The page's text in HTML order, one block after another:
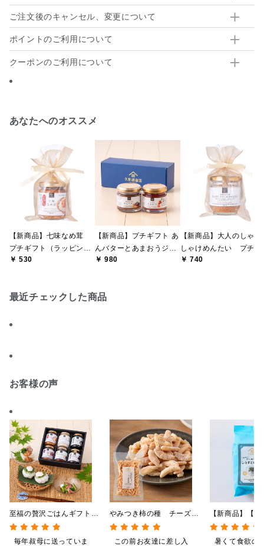
ご注文後のキャンセル、変更について
ポイントのご利用について
クーポンのご利用について
あなたへのオススメ
【新商品】七味なめ茸
プチギフト（ラッピング
付き・紙袋同送）
￥ 530
【新商品】プチギフト あ
んバターとあまおうジャ
ム【化粧箱入】【熨斗・
￥ 980
【新商品】大人のしゃけ
しゃけめんたい プチギ
フト（ラッピング付き・
￥ 740
最近チェックした商品
お客様の声
やみつき柿の種 チーズと
黒胡椒 85g
この前お友達に差し入
【新商品】【
やしだし茶漬
鯛だし 4食
暑くて食欲の
至福の贅沢ごはんギフト
【送料込/沖縄県送料別
途】【化粧箱包装付/オン
毎年叔母に送っていま